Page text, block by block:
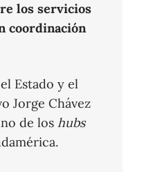
los servicios
coordinación
Estado y el
Jorge Chávez
de los hubs